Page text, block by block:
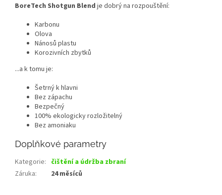
BoreTech Shotgun Blend je dobrý na rozpouštění:
Karbonu
Olova
Nánosů plastu
Korozivních zbytků
...a k tomu je:
Šetrný k hlavni
Bez zápachu
Bezpečný
100% ekologicky rozložitelný
Bez amoniaku
Doplňkové parametry
Kategorie: čištění a údržba zbraní
Záruka: 24 měsíců